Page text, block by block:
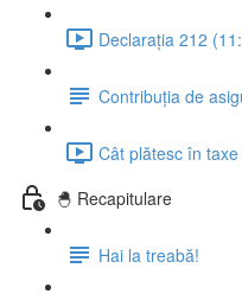
Declarația 212
Contribuția de
Cât plătesc în
🐣 Recapitulare
Hai la treabă!